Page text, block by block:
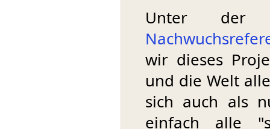
Unter der
wir dieses
und die Welt
sich auch als
einfach alle